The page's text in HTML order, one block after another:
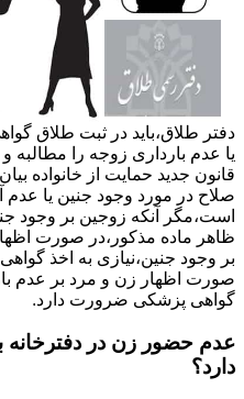
دفتر طلاق،باید در ثبت طلاق
قانون جدید حمایت از خانواده
صلاح در مورد وجود جنین یا عدم
است،مگر آنکه زوجین بر وجود
ظاهر ماده مذکور،در صورت
بر وجود جنین،نیازی به اخذ
صورت اظهار زن و مرد بر عدم
گواهی پزشکی ضرورت دارد.
عدم حضور زن در
دارد؟